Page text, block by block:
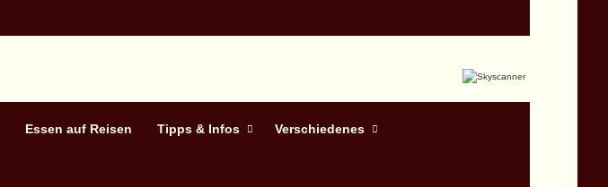
Essen auf Reisen Tipps & Infos Verschiedenes